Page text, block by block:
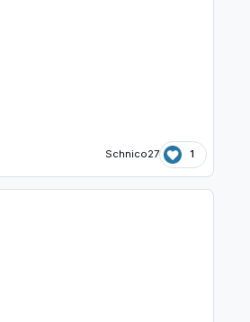
Schnico27 1